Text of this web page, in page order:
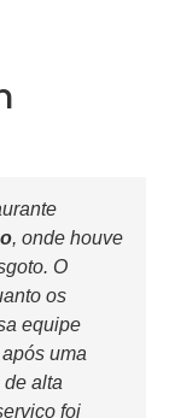
, onde houve
O
os
equipe
uma
alta
foi